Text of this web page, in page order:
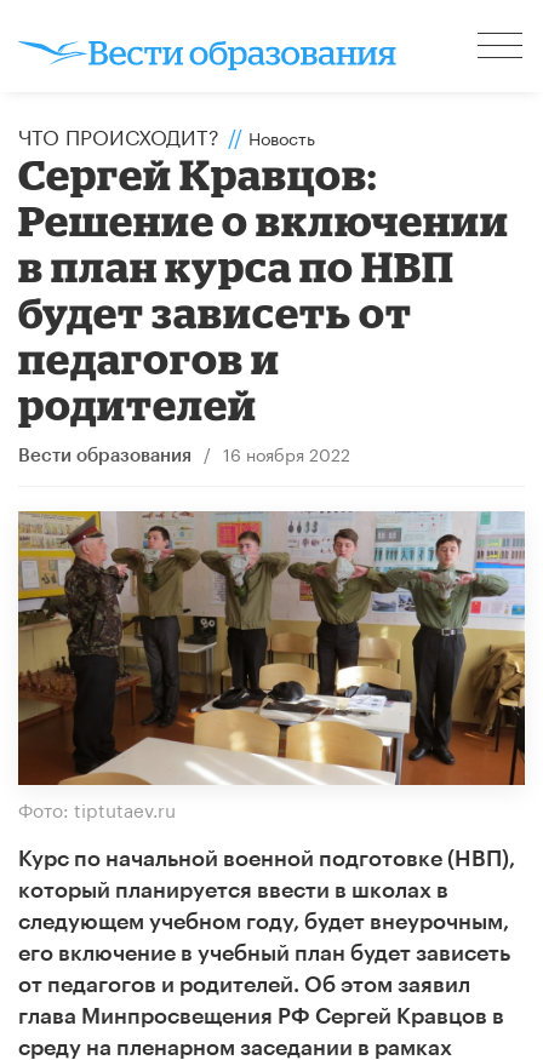
ЧТО ПРОИСХОДИТ? // Новость
Сергей Кравцов:
Решение о включении
в план курса по НВП
будет зависеть от
педагогов и
родителей
Вести образования / 16 ноября 2022
Фото: tiptutaev.ru
Курс по начальной военной подготовке (НВП),
который планируется ввести в школах в
следующем учебном году, будет внеурочным,
его включение в учебный план будет зависеть
от педагогов и родителей. Об этом заявил
глава Минпросвещения РФ Сергей Кравцов в
среду на пленарном заседании в рамках